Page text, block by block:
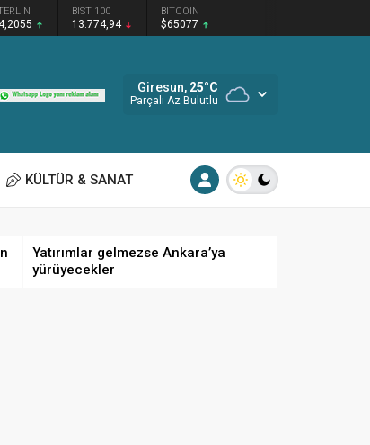
BIST 100
13.774,94
BITCOIN
$65077
Giresun, 25°C
Parçalı Az Bulutlu
KÜLTÜR & SANAT
Yatırımlar gelmezse Ankara’ya
yürüyecekler